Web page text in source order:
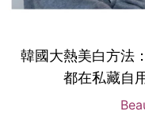
韓國大熱美白方法
都在私藏自